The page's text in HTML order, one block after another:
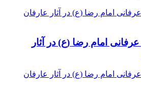
امام رضا (ع) در آثار